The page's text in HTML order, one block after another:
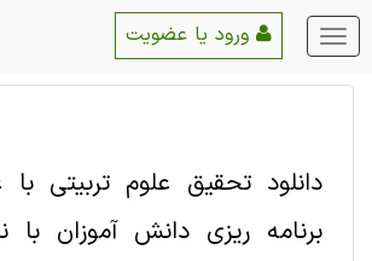
منو
اصلی
دانلود تحقیق علوم تربیتی با
برنامه ریزی دانش آموزان با